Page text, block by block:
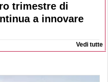
trimestre di
a innovare
Vedi tutte